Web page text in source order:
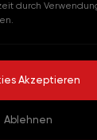
durch
Akzeptieren
Ablehnen